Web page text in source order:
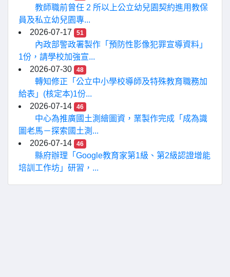
教師職前曾任 2 所以上公立幼兒園契約進用教保
員及私立幼兒園專...
2026-07-17
51
內政部警政署製作「預防性影像犯罪宣導資料」
1份，請學校加強宣...
2026-07-30
48
轉知修正「公立中小學校導師及特殊教育職務加
給表」(核定本)1份...
2026-07-14
46
中心為推廣國土測繪圖資，業製作完成「成為識
圖老馬－探索國土測...
2026-07-14
46
縣府辦理「Google教育家第1級、第2級認證增能
培訓工作坊」研習，...